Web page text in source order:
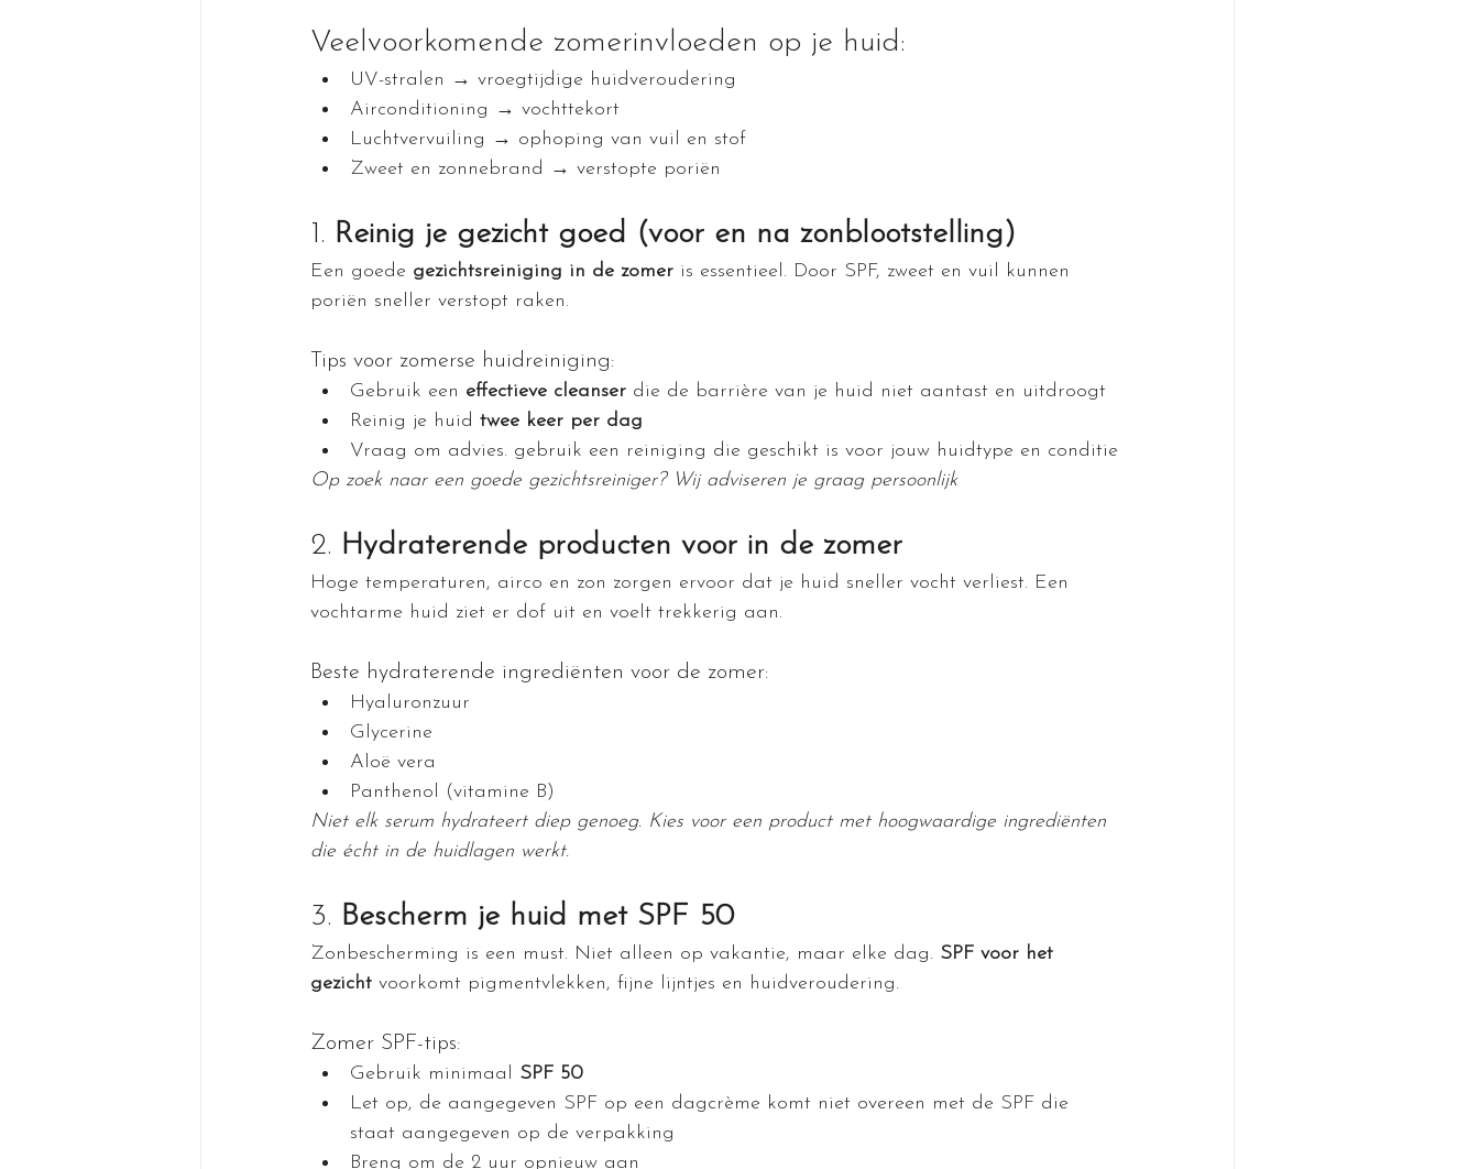
Veelvoorkomende zomerinvloeden op je huid:
UV-stralen → vroegtijdige huidveroudering
Airconditioning → vochttekort
Luchtvervuiling → ophoping van vuil en stof
Zweet en zonnebrand → verstopte poriën
1. Reinig je gezicht goed (voor en na zonblootstelling)
Een goede gezichtsreiniging in de zomer is essentieel. Door SPF, zweet en vuil kunnen
poriën sneller verstopt raken.
Tips voor zomerse huidreiniging:
Gebruik een effectieve cleanser die de barrière van je huid niet aantast en uitdroogt
Reinig je huid twee keer per dag
Vraag om advies. gebruik een reiniging die geschikt is voor jouw huidtype en conditie
Op zoek naar een goede gezichtsreiniger? Wij adviseren je graag persoonlijk
2. Hydraterende producten voor in de zomer
Hoge temperaturen, airco en zon zorgen ervoor dat je huid sneller vocht verliest. Een
vochtarme huid ziet er dof uit en voelt trekkerig aan.
Beste hydraterende ingrediënten voor de zomer:
Hyaluronzuur
Glycerine
Aloë vera
Panthenol (vitamine B)
Niet elk serum hydrateert diep genoeg. Kies voor een product met hoogwaardige ingrediënten
die écht in de huidlagen werkt.
3. Bescherm je huid met SPF 50
Zonbescherming is een must. Niet alleen op vakantie, maar elke dag. SPF voor het
gezicht voorkomt pigmentvlekken, fijne lijntjes en huidveroudering.
Zomer SPF-tips:
Gebruik minimaal SPF 50
Let op, de aangegeven SPF op een dagcrème komt niet overeen met de SPF die
staat aangegeven op de verpakking
Breng om de 2 uur opnieuw aan